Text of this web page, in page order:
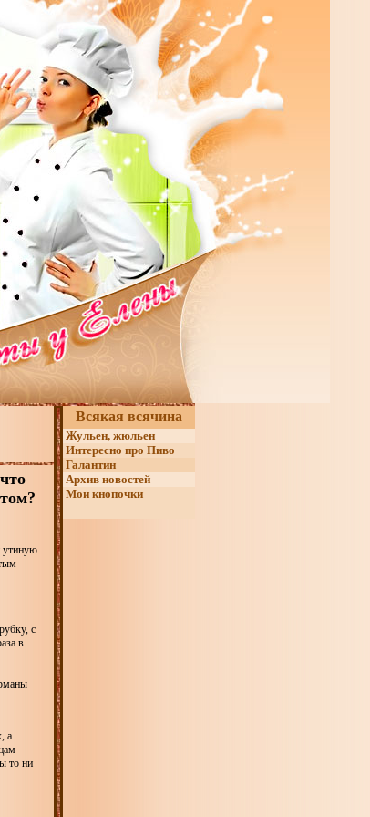
утиную
с
в
а
то ни
Всякая всячина
Жульен, жюльен
Интересно про Пиво
Галантин
Архив новостей
Мои кнопочки